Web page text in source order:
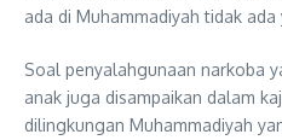
ada di Muhammadiyah tidak ada
Soal penyalahgunaan narkoba
anak juga disampaikan dalam
dilingkungan Muhammadiyah